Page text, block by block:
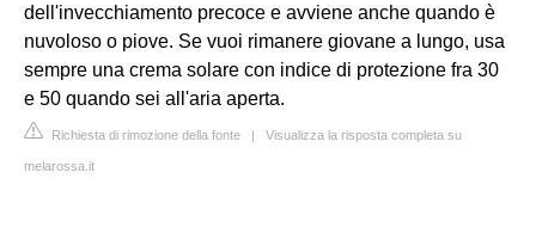
dell'invecchiamento precoce e avviene anche quando è
nuvoloso o piove. Se vuoi rimanere giovane a lungo, usa
sempre una crema solare con indice di protezione fra 30
e 50 quando sei all'aria aperta.
Richiesta di rimozione della fonte | Visualizza la risposta completa su
melarossa.it